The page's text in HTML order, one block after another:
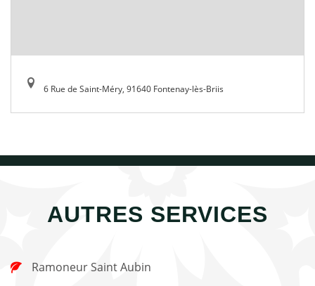
6 Rue de Saint-Méry, 91640 Fontenay-lès-Briis
AUTRES SERVICES
Ramoneur Saint Aubin